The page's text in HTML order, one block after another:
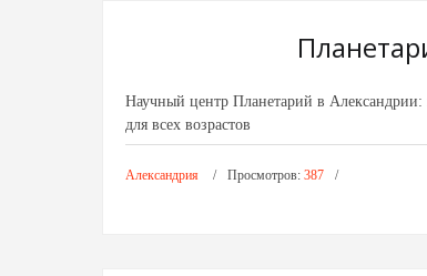
Научный центр Планетарий в Александрии:
для всех возрастов
Александрия Просмотров: 387